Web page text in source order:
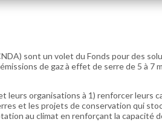
sont un volet du Fonds pour des
de gaz à effet de serre de 5 à 7
organisations à 1) renforcer
et les projets de conservation qui
au climat en renforçant la capacité